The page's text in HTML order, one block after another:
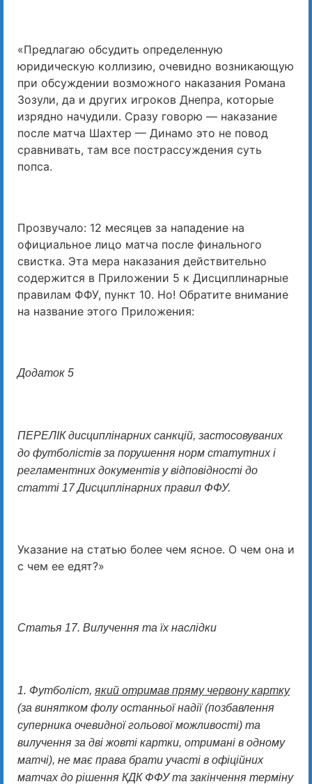
«Предлагаю обсудить определенную
юридическую коллизию, очевидно возникающую
при обсуждении возможного наказания Романа
Зозули, да и других игроков Днепра, которые
изрядно начудили. Сразу говорю — наказание
после матча Шахтер — Динамо это не повод
сравнивать, там все пострассуждения суть
попса.
Прозвучало: 12 месяцев за нападение на
официальное лицо матча после финального
свистка. Эта мера наказания действительно
содержится в Приложении 5 к Дисциплинарные
правилам ФФУ, пункт 10. Но! Обратите внимание
на название этого Приложения:
Додаток 5
ПЕРЕЛІК дисциплінарних санкцій, застосовуваних
до футболістів за порушення норм статутних і
регламентних документів у відповідності до
статті 17 Дисциплінарних правил ФФУ.
Указание на статью более чем ясное. О чем она и
с чем ее едят?»
Статья 17. Вилучення та їх наслідки
1. Футболіст, який отримав пряму червону картку
(за винятком фолу останньої надії (позбавлення
суперника очевидної гольової можливості) та
вилучення за дві жовті картки, отримані в одному
матчі), не має права брати участі в офіційних
матчах до рішення КДК ФФУ та закінчення терміну